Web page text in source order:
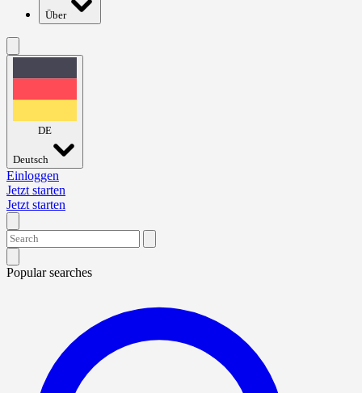
Über
DE
Deutsch
Einloggen
Jetzt starten
Jetzt starten
Popular searches